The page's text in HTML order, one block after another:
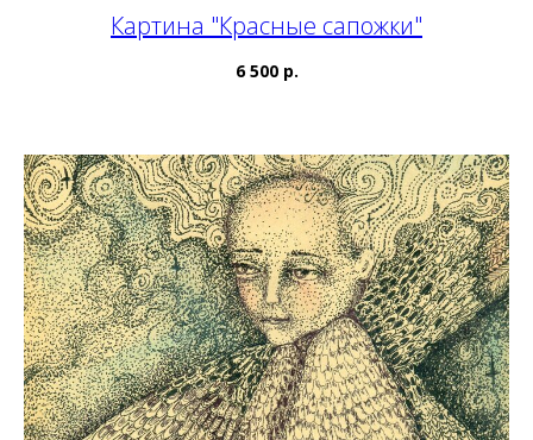
Картина "Красные сапожки"
6 500 р.